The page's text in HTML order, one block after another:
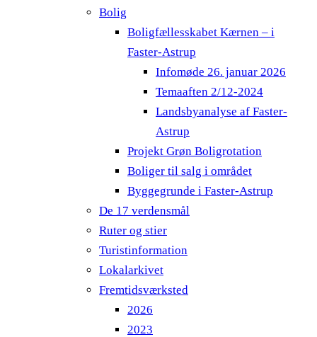
Bolig
Boligfællesskabet Kærnen – i
Faster-Astrup
Infomøde 26. januar 2026
Temaaften 2/12-2024
Landsbyanalyse af Faster-
Astrup
Projekt Grøn Boligrotation
Boliger til salg i området
Byggegrunde i Faster-Astrup
De 17 verdensmål
Ruter og stier
Turistinformation
Lokalarkivet
Fremtidsværksted
2026
2023